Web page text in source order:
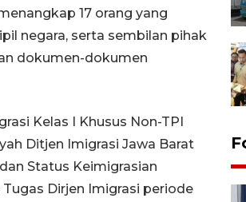
17 orang yang
negara, serta sembilan pihak
dokumen-dokumen
Kelas I Khusus Non-TPI
Ditjen Imigrasi Jawa Barat
Status Keimigrasian
Dirjen Imigrasi periode